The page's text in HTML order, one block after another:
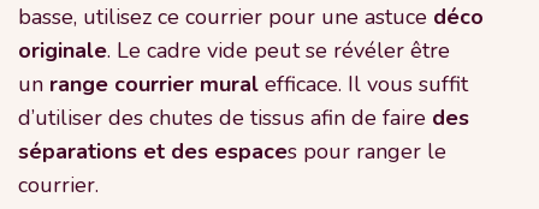
basse, utilisez ce courrier pour une astuce déco
originale. Le cadre vide peut se révéler être
un range courrier mural efficace. Il vous suffit
d’utiliser des chutes de tissus afin de faire des
séparations et des espaces pour ranger le
courrier.